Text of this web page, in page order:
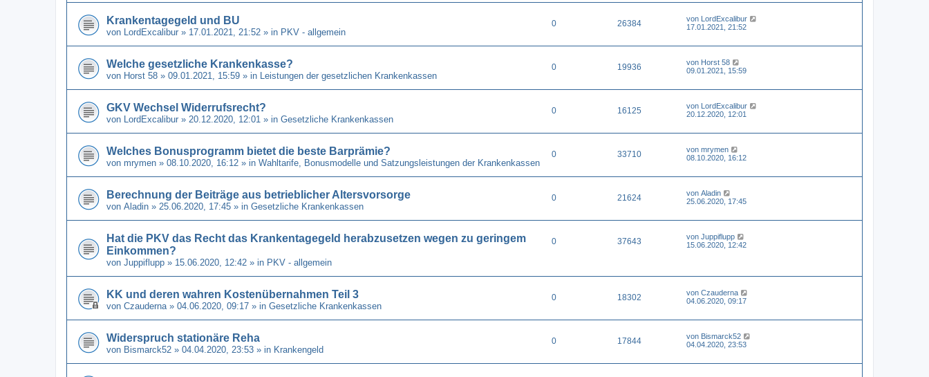
Krankentagegeld und BU
von LordExcalibur » 17.01.2021, 21:52 » in PKV - allgemein
0 26384 von LordExcalibur
17.01.2021, 21:52
Welche gesetzliche Krankenkasse?
von Horst 58 » 09.01.2021, 15:59 » in Leistungen der gesetzlichen Krankenkassen
0 19936 von Horst 58
09.01.2021, 15:59
GKV Wechsel Widerrufsrecht?
von LordExcalibur » 20.12.2020, 12:01 » in Gesetzliche Krankenkassen
0 16125 von LordExcalibur
20.12.2020, 12:01
Welches Bonusprogramm bietet die beste Barprämie?
von mrymen » 08.10.2020, 16:12 » in Wahltarife, Bonusmodelle und Satzungsleistungen der Krankenkassen
0 33710 von mrymen
08.10.2020, 16:12
Berechnung der Beiträge aus betrieblicher Altersvorsorge
von Aladin » 25.06.2020, 17:45 » in Gesetzliche Krankenkassen
0 21624 von Aladin
25.06.2020, 17:45
Hat die PKV das Recht das Krankentagegeld herabzusetzen wegen zu geringem
Einkommen?
von Juppiflupp » 15.06.2020, 12:42 » in PKV - allgemein
0 37643 von Juppiflupp
15.06.2020, 12:42
KK und deren wahren Kostenübernahmen Teil 3
von Czauderna » 04.06.2020, 09:17 » in Gesetzliche Krankenkassen
0 18302 von Czauderna
04.06.2020, 09:17
Widerspruch stationäre Reha
von Bismarck52 » 04.04.2020, 23:53 » in Krankengeld
0 17844 von Bismarck52
04.04.2020, 23:53